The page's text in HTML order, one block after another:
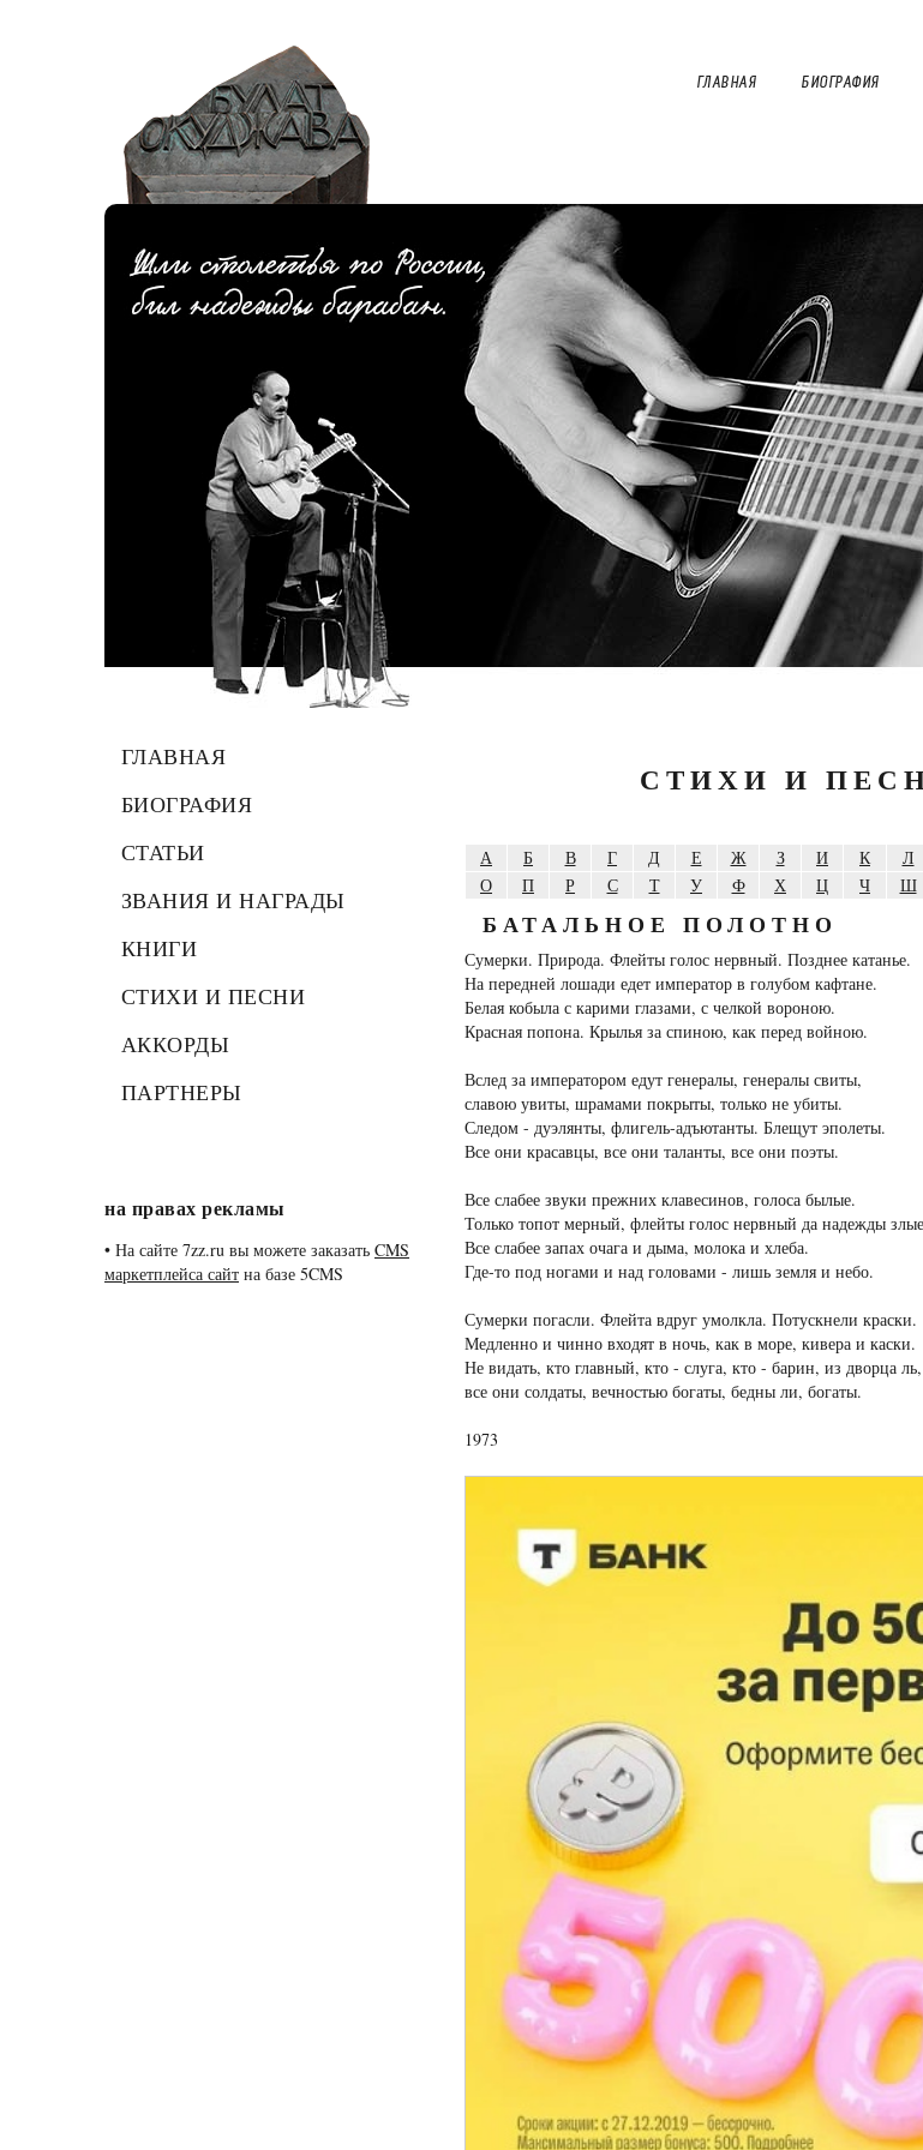
ГЛАВНАЯ БИОГРАФИЯ
ГЛАВНАЯ
БИОГРАФИЯ
СТАТЬИ
ЗВАНИЯ И НАГРАДЫ
КНИГИ
СТИХИ И ПЕСНИ
АККОРДЫ
ПАРТНЕРЫ
на правах рекламы
• На сайте 7zz.ru вы можете заказать CMS
маркетплейса сайт на базе 5CMS
СТИХИ И
А Б В Г Д Е Ж З И К Л
О
П Р С Т У Ф Х Ц Ч Ш
БАТАЛЬНОЕ ПОЛОТНО
Сумерки. Природа. Флейты голос нервный. Позднее катанье.
На передней лошади едет император в голубом кафтане.
Белая кобыла с карими глазами, с челкой вороною.
Красная попона. Крылья за спиною, как перед войною.
Вслед за императором едут генералы, генералы свиты,
славою увиты, шрамами покрыты, только не убиты.
Следом - дуэлянты, флигель-адъютанты. Блещут эполеты.
Все они красавцы, все они таланты, все они поэты.
Все слабее звуки прежних клавесинов, голоса былые.
Только топот мерный, флейты голос нервный да надежды
Все слабее запах очага и дыма, молока и хлеба.
Где-то под ногами и над головами - лишь земля и небо.
Сумерки погасли. Флейта вдруг умолкла. Потускнели краски.
Медленно и чинно входят в ночь, как в море, кивера и каски.
Не видать, кто главный, кто - слуга, кто - барин, из дворца
все они солдаты, вечностью богаты, бедны ли, богаты.
1973